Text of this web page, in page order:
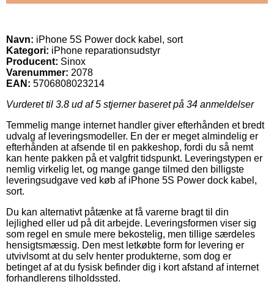
Navn: iPhone 5S Power dock kabel, sort
Kategori: iPhone reparationsudstyr
Producent: Sinox
Varenummer: 2078
EAN: 5706808023214
Vurderet til 3.8 ud af 5 stjerner baseret på 34 anmeldelser
Temmelig mange internet handler giver efterhånden et bredt
udvalg af leveringsmodeller. En der er meget almindelig er
efterhånden at afsende til en pakkeshop, fordi du så nemt
kan hente pakken på et valgfrit tidspunkt. Leveringstypen er
nemlig virkelig let, og mange gange tilmed den billigste
leveringsudgave ved køb af iPhone 5S Power dock kabel,
sort.
Du kan alternativt påtænke at få varerne bragt til din
lejlighed eller ud på dit arbejde. Leveringsformen viser sig
som regel en smule mere bekostelig, men tillige særdeles
hensigtsmæssig. Den mest letkøbte form for levering er
utvivlsomt at du selv henter produkterne, som dog er
betinget af at du fysisk befinder dig i kort afstand af internet
forhandlerens tilholdssted.